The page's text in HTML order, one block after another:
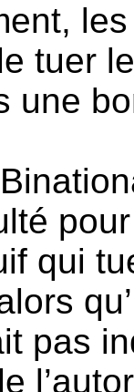
tuer
une
qui
pas